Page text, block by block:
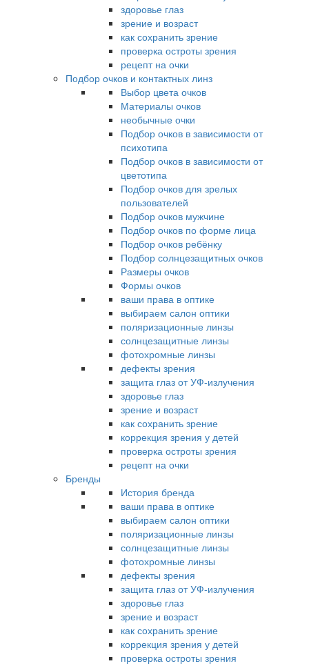
здоровье глаз
зрение и возраст
как сохранить зрение
проверка остроты зрения
рецепт на очки
Подбор очков и контактных линз
Выбор цвета очков
Материалы очков
необычные очки
Подбор очков в зависимости от
психотипа
Подбор очков в зависимости от
цветотипа
Подбор очков для зрелых
пользователей
Подбор очков мужчине
Подбор очков по форме лица
Подбор очков ребёнку
Подбор солнцезащитных очков
Размеры очков
Формы очков
ваши права в оптике
выбираем салон оптики
поляризационные линзы
солнцезащитные линзы
фотохромные линзы
дефекты зрения
защита глаз от УФ-излучения
здоровье глаз
зрение и возраст
как сохранить зрение
коррекция зрения у детей
проверка остроты зрения
рецепт на очки
Бренды
История бренда
ваши права в оптике
выбираем салон оптики
поляризационные линзы
солнцезащитные линзы
фотохромные линзы
дефекты зрения
защита глаз от УФ-излучения
здоровье глаз
зрение и возраст
как сохранить зрение
коррекция зрения у детей
проверка остроты зрения